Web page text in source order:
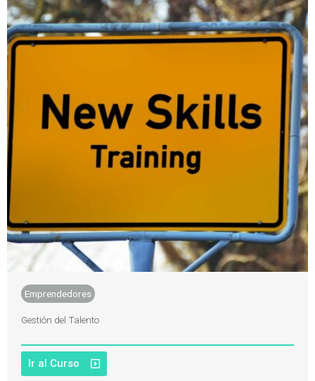
Emprendedores
Gestión del Talento
Ir al Curso